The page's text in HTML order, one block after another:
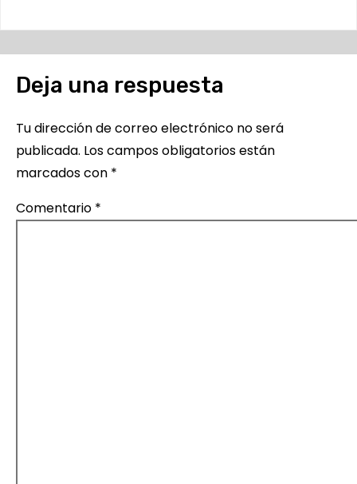
Deja una respuesta
Tu dirección de correo electrónico no será
publicada. Los campos obligatorios están
marcados con *
Comentario *